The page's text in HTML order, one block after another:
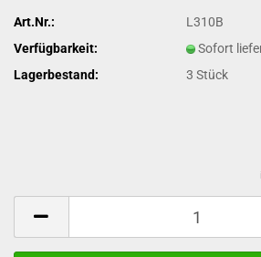
Art.Nr.:
L310B
Verfügbarkeit:
Sofort
Lagerbestand:
3Stück